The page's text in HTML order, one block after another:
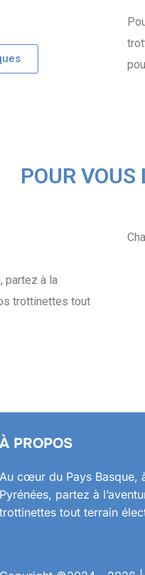
POUR VOUS
partez à la
trottinettes tout
À PROPOS
Au cœur du Pays Basque,
Pyrénées, partez à
trottinettes tout terrain